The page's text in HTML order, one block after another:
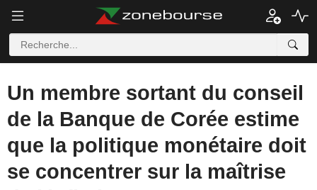
Un membre sortant du conseil
de la Banque de Corée estime
que la politique monétaire doit
se concentrer sur la maîtrise